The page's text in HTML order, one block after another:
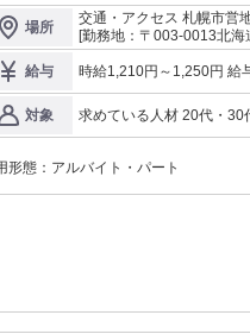
ムもスマホでラクラク管理！
*-* 【仕事内容】 倉庫
野菜やお肉など、 給食に使われる
・チルド・冷凍の倉庫内にて、 商品
運んだりするお仕事です。 少し重たいものの持ち運びを伴うため、 適度に
動かしながらアクティブに働きたい方にぴったりで
、 あとは個人でモクモクと作業！
験でも大丈夫！≫ 扱うのは身近な食
フが親切に教えますし、 体の負担な
で心配はいりません。 難しい作業は
」という方も大歓迎です！ 人と話すのが苦手な方、 コミュニケーション
代支給 ※冷凍庫作業者は1時間に1回暖取り休憩あり 給
望休の取得も可！／ 勤務日数や曜日
」を通して健康な未来を考え、 学校
場所
交通・アクセス 札幌市営
条3丁目」下車／徒歩3分
[勤務地：〒003-0013北
給与
時給1,210円～1,250円 給与詳細 基本給：時
◆残業代別途支給 ◆深夜
合) └5,000円/月
対象
求めている人材 20代・30代・40代活躍中！ 学生
めご確認ください。
形態： アルバイト・パート